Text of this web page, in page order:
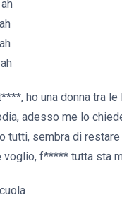
ho una donna tra le
adesso me lo
tutti, sembra di
voglio, f***** tutta sta